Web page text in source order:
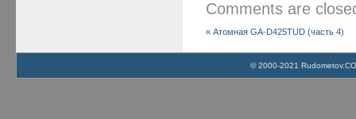
Comments are
«Атомная GA-D425TUD (часть 4)
© 2000-2021